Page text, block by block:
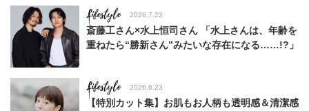
Lifestyle 2026.7.22
斎藤工さん×水上恒司さん 「水上さんは、年齢を
重ねたら“勝新さん”みたいな存在になる……!?」
Lifestyle 2026.6.23
【特別カット集】お肌もお人柄も透明感＆清潔感